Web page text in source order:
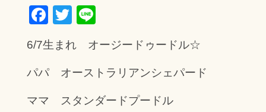
F
ac
e
b
o
T
wi
tt
er
Li
ne
6/7生まれ オージードゥードル☆
パパ オーストラリアンシェパード
ママ スタンダードプードル